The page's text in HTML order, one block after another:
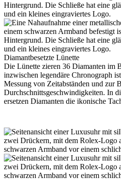
Diamantbesetzte Lünette
Die Lünette zieren 36 Diamanten im
inzwischen legendäre Chronograph
Messung von Zeit­abständen und zur
Durchschnitts­geschwindigkeiten. In
ersetzen Diamanten die ikonische